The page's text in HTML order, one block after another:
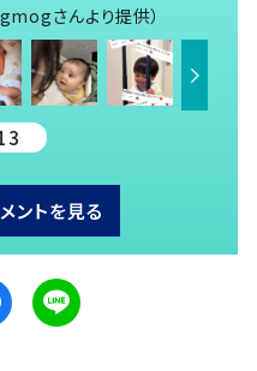
さんより提供）
ントを見る